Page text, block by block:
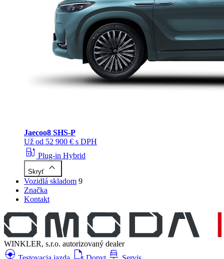
Jaecoo8 SHS-P
Už od 52 900 € s DPH
ev_station Plug-in Hybrid
Skryť keyboard_arrow_up
Vozidlá skladom 9
Značka
Kontakt
WINKLER, s.r.o. autorizovaný dealer
search_hands_free file_open car_repair